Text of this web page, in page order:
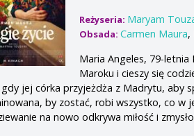
Reżyseria: Maryam
Obsada:Carmen Maura,
Maria Angeles, 79-
Maroku i cieszy się
jej córka przyjeżdża z Madrytu, aby
by zostać, robi wszystko, co w
na nowo odkrywa miłość i